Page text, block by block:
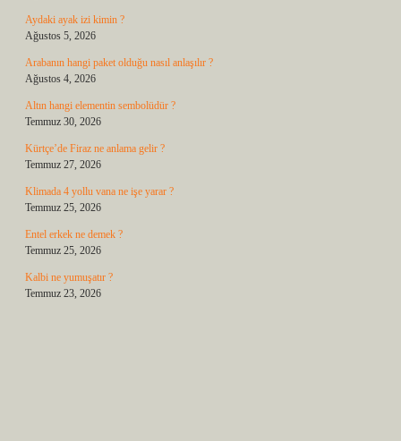
Aydaki ayak izi kimin ?
Ağustos 5, 2026
Arabanın hangi paket olduğu nasıl anlaşılır ?
Ağustos 4, 2026
Altın hangi elementin sembolüdür ?
Temmuz 30, 2026
Kürtçe’de Firaz ne anlama gelir ?
Temmuz 27, 2026
Klimada 4 yollu vana ne işe yarar ?
Temmuz 25, 2026
Entel erkek ne demek ?
Temmuz 25, 2026
Kalbi ne yumuşatır ?
Temmuz 23, 2026